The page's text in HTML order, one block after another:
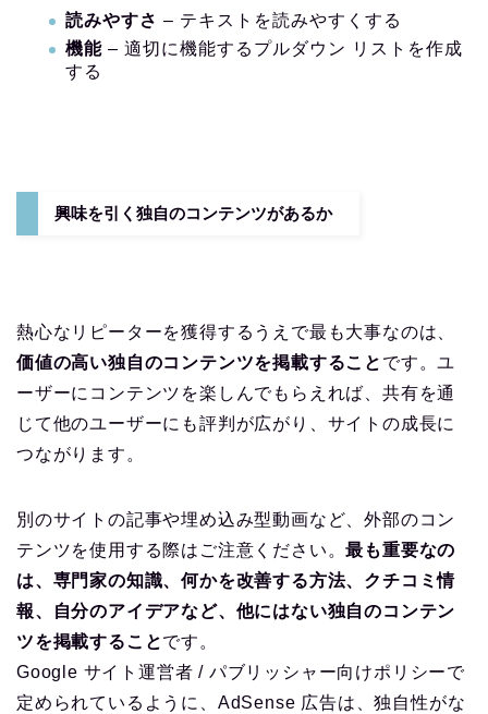
読みやすさ – テキストを読みやすくする
機能 – 適切に機能するプルダウン リストを作成
する
興味を引く独自のコンテンツがあるか
熱心なリピーターを獲得するうえで最も大事なのは、
価値の高い独自のコンテンツを掲載すること です。ユ
ーザーにコンテンツを楽しんでもらえれば、共有を通
じて他のユーザーにも評判が広がり、サイトの成長に
つながります。
別のサイトの記事や埋め込み型動画など、外部のコン
テンツを使用する際はご注意ください。最も重要なの
は、専門家の知識、何かを改善する方法、クチコミ情
報、自分のアイデアなど、他にはない独自のコンテン
ツを掲載することです。
Google サイト運営者 / パブリッシャー向けポリシーで
定められているように、AdSense 広告は、独自性がな